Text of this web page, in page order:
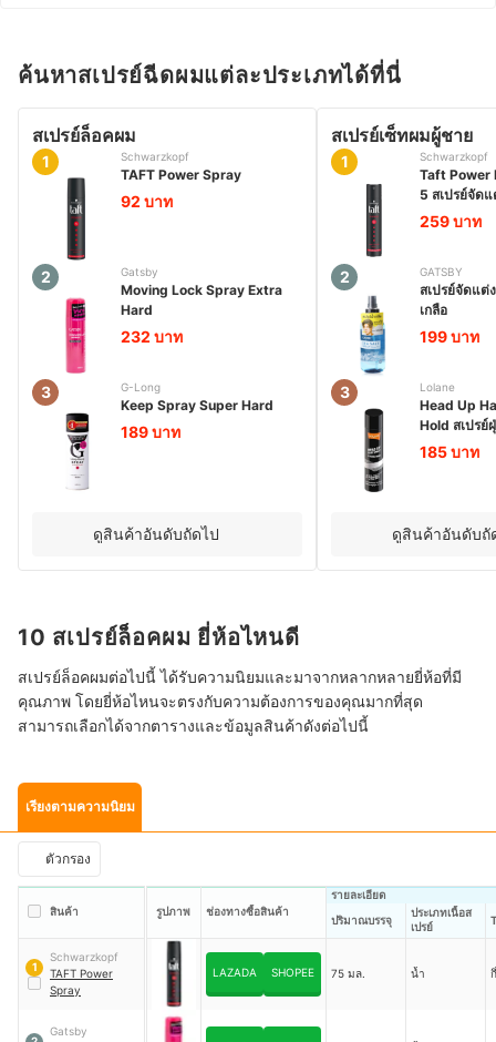
ค้นหาสเปรย์ฉีดผมแต่ละประเภทได้ที่นี่
สเปรย์ล็อคผม
1 Schwarzkopf
TAFT Power Spray
92 บาท
2 Gatsby
Moving Lock Spray Extra
Hard
232 บาท
3 G-Long
Keep Spray Super Hard
189 บาท
ดูสินค้าอันดับถัดไป
สเปรย์เซ็ทผมผู้ชาย
1 Schwarzkopf
Taft Power
5 สเปรย์จัด
259 บาท
2 GATSBY
สเปรย์จัดแต่
เกลือ
199 บาท
3 Lolane
Head Up
Hold สเปรย์
185 บาท
ดูสินค้าอันดับถั
10 สเปรย์ล็อคผม ยี่ห้อไหนดี
สเปรย์ล็อคผมต่อไปนี้ ได้รับความนิยมและมาจากหลากหลายยี่ห้อที่มี
คุณภาพ โดยยี่ห้อไหนจะตรงกับความต้องการของคุณมากที่สุด
สามารถเลือกได้จากตารางและข้อมูลสินค้าดังต่อไปนี้
เรียงตามความนิยม
ตัวกรอง
สินค้า รูปภาพ ช่องทางซื้อสินค้า
รายละเอียด
ปริมาณบรรจุ
ประเภทเนื้อส
เปรย์
1
Schwarzkopf
TAFT Power
Spray
LAZADA SHOPEE 75 มล. น้ำ
Gatsby